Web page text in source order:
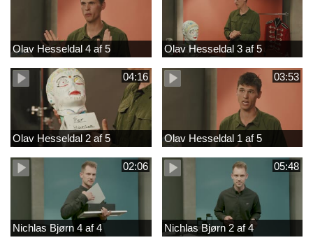
Olav Hesseldal 4 af 5 Olav Hesseldal 3 af 5
04:16
Olav Hesseldal 2 af 5
03:53
Olav Hesseldal 1 af 5
02:06
Nichlas Bjørn 4 af 4
05:48
Nichlas Bjørn 2 af 4